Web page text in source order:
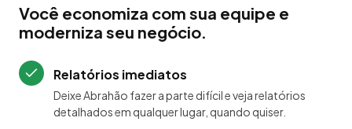
Você economiza com sua equipe e
moderniza seu negócio.
Relatórios imediatos
Deixe Abrahão fazer a parte difícil e veja relatórios
detalhados em qualquer lugar, quando quiser.